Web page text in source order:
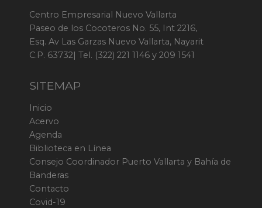
Centro Empresarial Nuevo Vallarta
Paseo de los Cocoteros No. 55, Int 2216,
Esq. Av Las Garzas Nuevo Vallarta, Nayarit
C.P. 63732| Tel. (322) 221 1146 y 209 1541
SITEMAP
Inicio
Acervo
Agenda
Biblioteca en Línea
Consejo Coordinador Puerto Vallarta y Bahía de
Banderas
Contacto
Covid-19